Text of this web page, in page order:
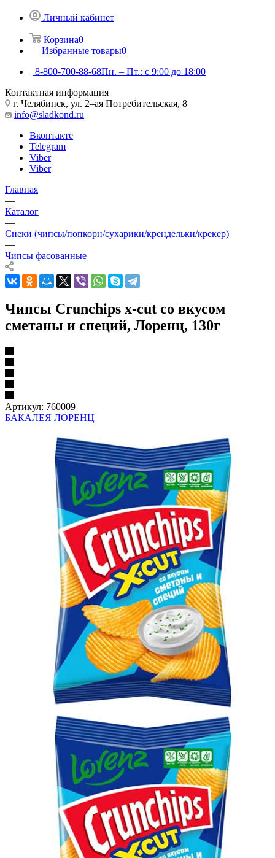
Личный кабинет
Корзина0
Избранные товары0
8-800-700-88-68Пн. – Пт.: с 9:00 до 18:00
Контактная информация
г. Челябинск, ул. 2–ая Потребительская, 8
info@sladkond.ru
Вконтакте
Telegram
Viber
Viber
Главная
—
Каталог
—
Снеки (чипсы/попкорн/сухарики/крендельки/крекер)
—
Чипсы фасованные
Чипсы Crunchips x-cut со вкусом
сметаны и специй, Лоренц, 130г
Артикул: 760009
БАКАЛЕЯ ЛОРЕНЦ